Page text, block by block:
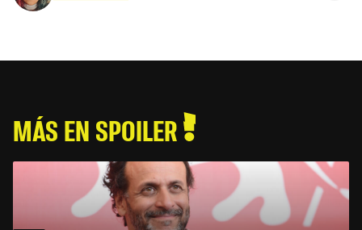
MÁS EN SPOILER